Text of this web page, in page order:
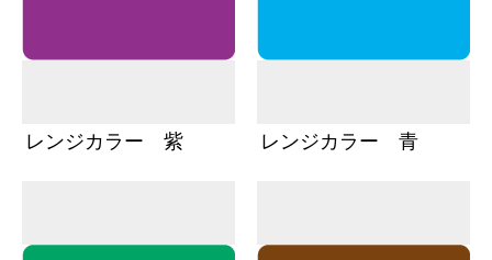
レンジカラー 紫 レンジカラー 青